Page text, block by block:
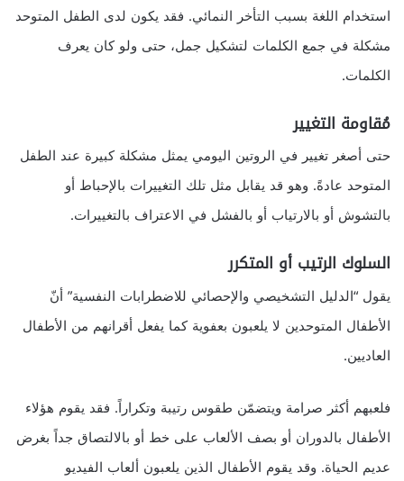
استخدام اللغة بسبب التأخر النمائي. فقد يكون لدى الطفل المتوحد
مشكلة في جمع الكلمات لتشكيل جمل، حتى ولو كان يعرف
الكلمات.
مُقاومة التغيير
حتى أصغر تغيير في الروتين اليومي يمثل مشكلة كبيرة عند الطفل
المتوحد عادةً. وهو قد يقابل مثل تلك التغييرات بالإحباط أو
بالتشوش أو بالارتياب أو بالفشل في الاعتراف بالتغييرات.
السلوك الرتيب أو المتكرر
يقول “الدليل التشخيصي والإحصائي للاضطرابات النفسية” أنّ
الأطفال المتوحدين لا يلعبون بعفوية كما يفعل أقرانهم من الأطفال
العاديين.
فلعبهم أكثر صرامة ويتضمّن طقوس رتيبة وتكراراً. فقد يقوم هؤلاء
الأطفال بالدوران أو بصف الألعاب على خط أو بالالتصاق جداً بغرض
عديم الحياة. وقد يقوم الأطفال الذين يلعبون ألعاب الفيديو